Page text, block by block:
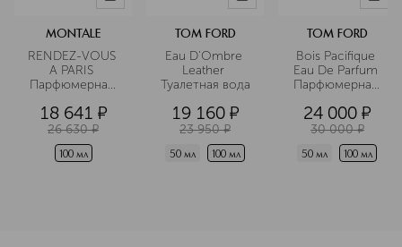
MONTALE
RENDEZ-VOUS
A PARIS
Парфюмерная
18 641 ¤
26 630 ¤
100 мл
TOM FORD
Eau D'Ombre
Leather
Туалетная вода
19 160 ¤
23 950 ¤
50 мл 100 мл
TOM FORD
Bois Pacifique
Eau De Parfum
Парфюмерная
24 000 ¤
30 000 ¤
50 мл 100 мл